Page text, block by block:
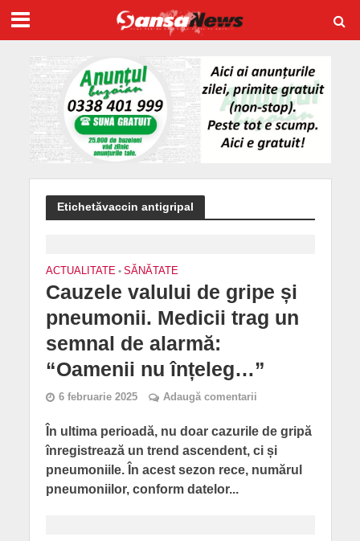
Etichetăvaccin antigripal
ACTUALITATE • SĂNĂTATE
Cauzele valului de gripe și
pneumonii. Medicii trag un
semnal de alarmă:
“Oamenii nu înțeleg…”
6 februarie 2025 Adaugă comentarii
În ultima perioadă, nu doar cazurile de gripă
înregistrează un trend ascendent, ci și
pneumoniile. În acest sezon rece, numărul
pneumoniilor, conform datelor...